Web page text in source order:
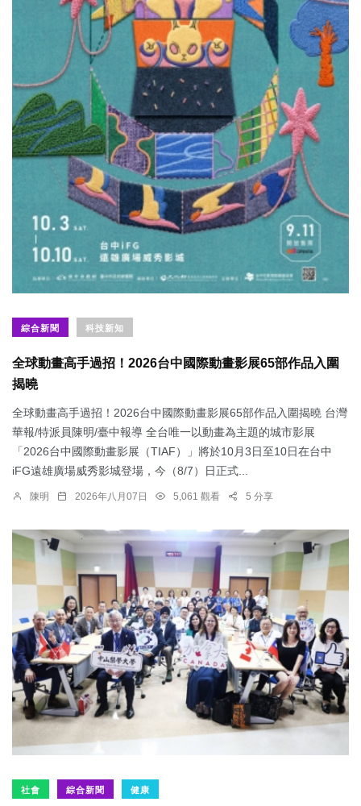
綜合新聞 科技新知
全球動畫高手過招！2026台中國際動畫影展65部作品入圍
揭曉
全球動畫高手過招！2026台中國際動畫影展65部作品入圍揭曉 台灣
華報/特派員陳明/臺中報導 全台唯一以動畫為主題的城市影展
「2026台中國際動畫影展（TIAF）」將於10月3日至10日在台中
iFG遠雄廣場威秀影城登場，今（8/7）日正式...
陳明 2026年八月07日 5,061 觀看 5 分享
社會 綜合新聞 健康